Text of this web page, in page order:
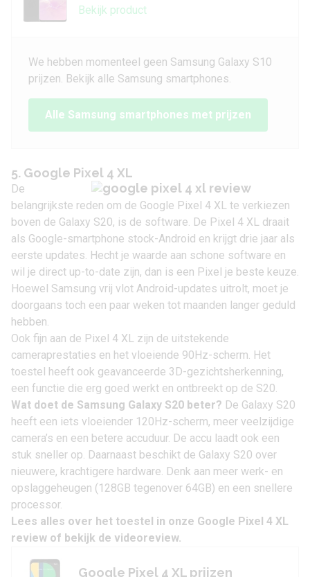
Bekijk product
We hebben momenteel geen Samsung Galaxy S10
prijzen. Bekijk alle Samsung smartphones.
Alle Samsung smartphones met prijzen
5. Google Pixel 4 XL
De
belangrijkste reden om de Google Pixel 4 XL te verkiezen
boven de Galaxy S20, is de software. De Pixel 4 XL draait
als Google-smartphone stock-Android en krijgt drie jaar als
eerste updates. Hecht je waarde aan schone software en
wil je direct up-to-date zijn, dan is een Pixel je beste keuze.
Hoewel Samsung vrij vlot Android-updates uitrolt, moet je
doorgaans toch een paar weken tot maanden langer geduld
hebben.
Ook fijn aan de Pixel 4 XL zijn de uitstekende
cameraprestaties en het vloeiende 90Hz-scherm. Het
toestel heeft ook geavanceerde 3D-gezichtsherkenning,
een functie die erg goed werkt en ontbreekt op de S20.
Wat doet de Samsung Galaxy S20 beter? De Galaxy S20
heeft een iets vloeiender 120Hz-scherm, meer veelzijdige
camera’s en een betere accuduur. De accu laadt ook een
stuk sneller op. Daarnaast beschikt de Galaxy S20 over
nieuwere, krachtigere hardware. Denk aan meer werk- en
opslaggeheugen (128GB tegenover 64GB) en een snellere
processor.
Lees alles over het toestel in onze Google Pixel 4 XL
review of bekijk de videoreview.
Google Pixel 4 XL prijzen